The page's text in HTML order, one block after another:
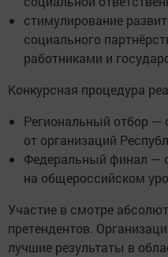
стимулирование
социального
работниками и
Конкурсная процедура
Региональный отбор —
от организаций
Федеральный финал —
на общероссийском
Участие в смотре
претендентов.
лучшие результаты в